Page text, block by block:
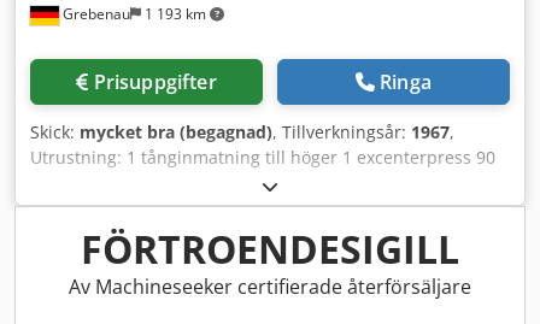
Grebenau 1 193 km
Prisuppgifter Ringa
Skick: mycket bra (begagnad), Tillverkningsår: 1967,
Utrustning: 1 tånginmatning till höger 1 excenterpress 90
kN 2 smala slädeaggregat 3 normala slädeaggregat
Arbetsområde: Crjdpfol D N Hvex Ad Iof Trådtjocklek: 0,5 -
3,5 mm Bandbredd: max 32 mm Inmatningslängd: max 170
mm Kapacitet: max 250/min
FÖRTROENDESIGILL
Av Machineseeker certifierade återförsäljare